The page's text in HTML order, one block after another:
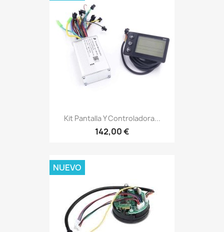
Kit Pantalla Y Controladora...
142,00 €
NUEVO